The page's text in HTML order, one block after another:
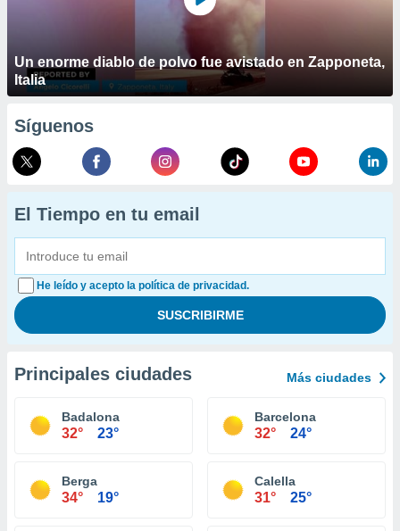
Un enorme diablo de polvo fue avistado en Zapponeta,
Italia
Síguenos
El Tiempo en tu email
He leído y acepto la política de privacidad.
Principales ciudades Más ciudades
Badalona
32° 23°
Barcelona
32° 24°
Berga
34° 19°
Calella
31° 25°